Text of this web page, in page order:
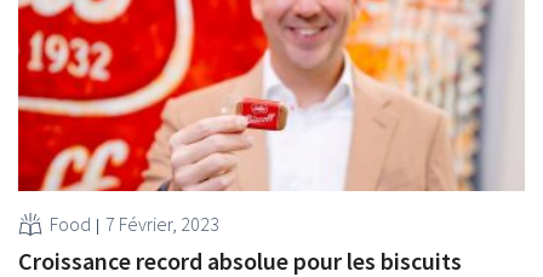
Food 7 Février, 2023
Croissance record absolue pour les biscuits